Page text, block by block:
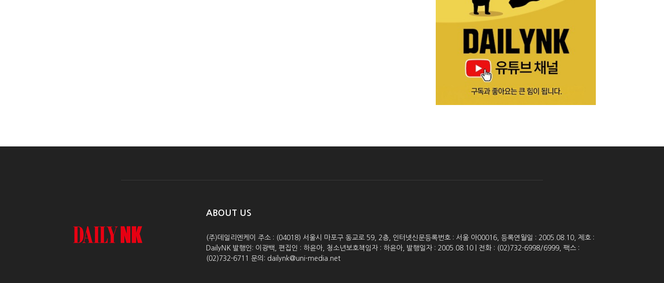
ABOUT US
(주)데일리엔케이 주소 : (04018) 서울시 마포구 동교로 59, 2층, 인터넷신문등록번호 : 서울 아00016, 등록연월일 : 2005.08.10, 제호 :
DailyNK 발행인: 이광백, 편집인 : 하윤아, 청소년보호책임자 : 하윤아, 발행일자 : 2005.08.10 | 전화 : (02)732-6998/6999, 팩스 :
(02)732-6711 문의: dailynk@uni-media.net